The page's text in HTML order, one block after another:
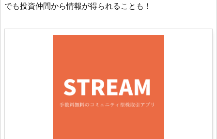
でも投資仲間から情報が得られることも！